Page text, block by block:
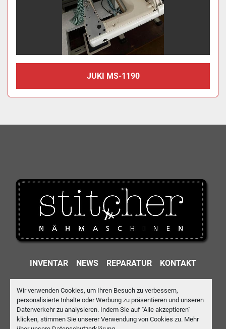
Wir verwenden Cookies, um Ihren Besuch zu verbessern,
personalisierte Inhalte oder Werbung zu präsentieren und unseren
Datenverkehr zu analysieren. Indem Sie auf "Alle akzeptieren"
klicken, stimmen Sie unserer Verwendung von Cookies zu. Mehr
JUKI MS-1190
INVENTAR NEWS REPARATUR KONTAKT
Machinio System-Website vonMachinio
Cookie-Einstellungen